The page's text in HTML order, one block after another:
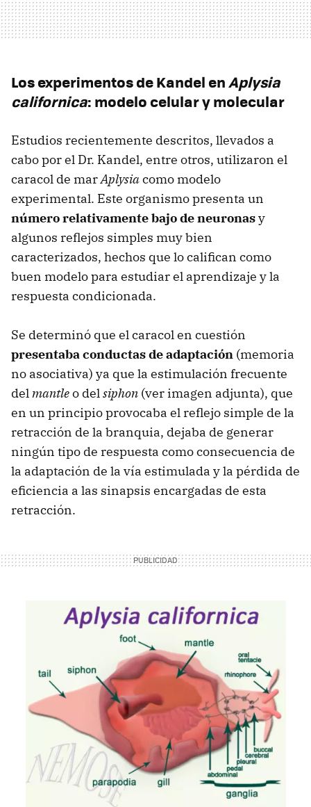
Los experimentos de Kandel enAplysia
californica: modelo celular y molecular
Estudios recientemente descritos, llevados a
cabo por el Dr. Kandel, entre otros, utilizaron el
caracol de marAplysiacomo modelo
experimental. Este organismo presenta un
número relativamente bajo de neuronasy
algunos reflejos simples muy bien
caracterizados, hechos que lo califican como
buen modelo para estudiar el aprendizaje y la
respuesta condicionada.
Se determinó que el caracol en cuestión
presentaba conductas de adaptación (memoria
no asociativa) ya que la estimulación frecuente
delmantleo delsiphon (ver imagen adjunta), que
en un principio provocaba el reflejo simple de la
retracción de la branquia, dejaba de generar
ningún tipo de respuesta como consecuencia de
la adaptación de la vía estimulada y la pérdida de
eficiencia a las sinapsis encargadas de esta
retracción.